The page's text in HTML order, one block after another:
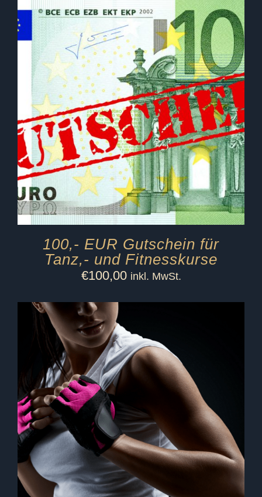
100,- EUR Gutschein für
Tanz,- und Fitnesskurse
€100,00 inkl. MwSt.